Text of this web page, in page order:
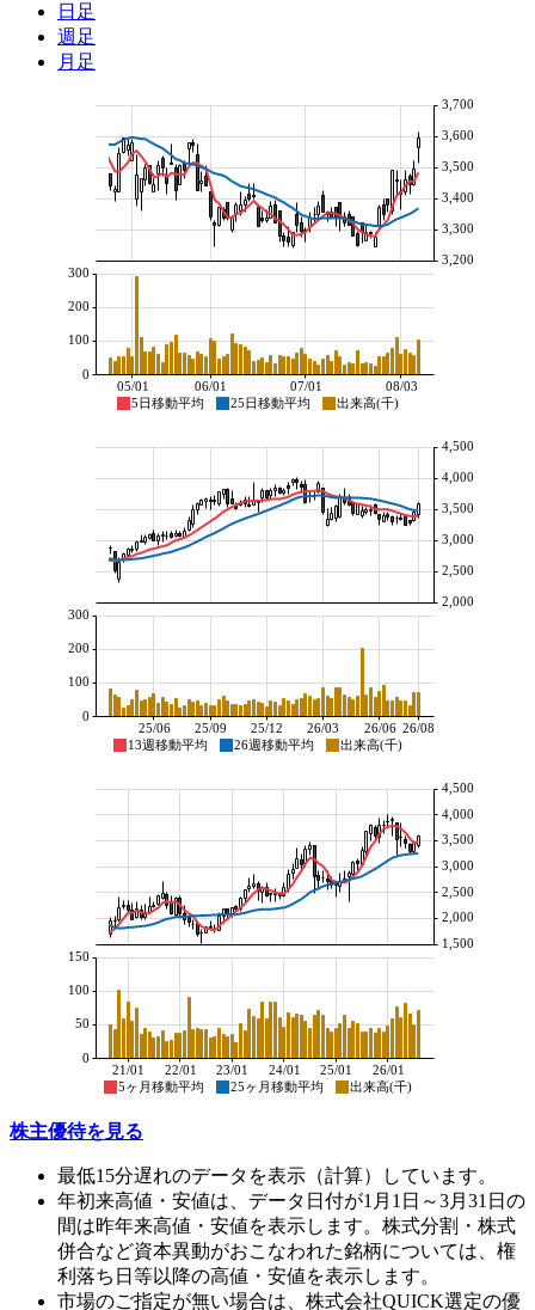
日足
週足
月足
5日移動平均 25日移動平均 出来高(千)
08/03
07/01
06/01
05/01
3,200
3,300
3,400
3,500
3,600
3,700
0
100
200
300
13週移動平均 26週移動平均 出来高(千)
26/08
26/06
26/03
25/12
25/09
25/06
2,000
2,500
3,000
3,500
4,000
4,500
0
100
200
300
5ヶ月移動平均 25ヶ月移動平均 出来高(千)
26/01
25/01
24/01
23/01
22/01
21/01
1,500
2,000
2,500
3,000
3,500
4,000
4,500
0
50
100
150
株主優待を見る
最低15分遅れのデータを表示（計算）しています。
年初来高値・安値は、データ日付が1月1日～3月31日の
間は昨年来高値・安値を表示します。株式分割・株式
併合など資本異動がおこなわれた銘柄については、権
利落ち日等以降の高値・安値を表示します。
市場のご指定が無い場合は、株式会社QUICK選定の優